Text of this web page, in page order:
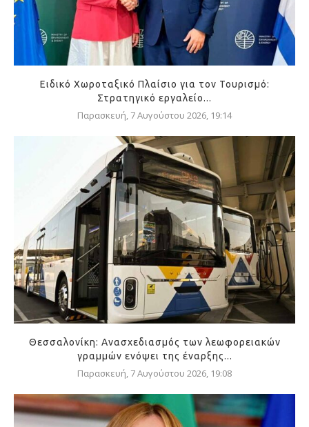
Ειδικό Χωροταξικό Πλαίσιο για τον Τουρισμό:
Στρατηγικό εργαλείο...
Παρασκευή, 7 Αυγούστου 2026, 19:14
Θεσσαλονίκη: Ανασχεδιασμός των λεωφορειακών
γραμμών ενόψει της έναρξης...
Παρασκευή, 7 Αυγούστου 2026, 19:08